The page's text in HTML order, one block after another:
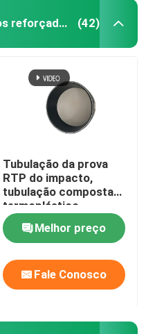
Tubulações termoplásticos reforçadas (42)
Tubulação da prova
RTP do impacto,
tubulação composta
termoplástico
resistente da abrasão
alta
Melhor preço
Fale Conosco